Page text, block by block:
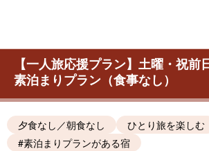
【一人旅応援プラン】土曜・祝
素泊まりプラン（食事なし）
夕食なし／朝食なし
ひとり旅を楽しむ
#素泊まりプランがある宿